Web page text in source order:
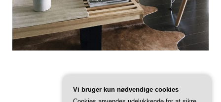
Vi bruger kun nødvendige cookies